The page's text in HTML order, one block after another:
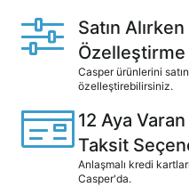
Satın Alırken
Özelleştirme
Casper ürünlerini
özelleştirebilirsiniz.
12 Aya Varan
Taksit
Anlaşmalı kredi
Casper'da.